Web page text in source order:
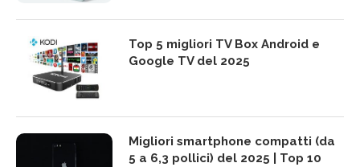
Top 5 migliori TV Box Android e
Google TV del 2025
Migliori smartphone compatti (da
5 a 6,3 pollici) del 2025 | Top 10